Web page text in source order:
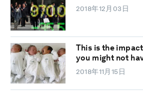
2018年12月03日
This is the
you might not
2018年11月15日